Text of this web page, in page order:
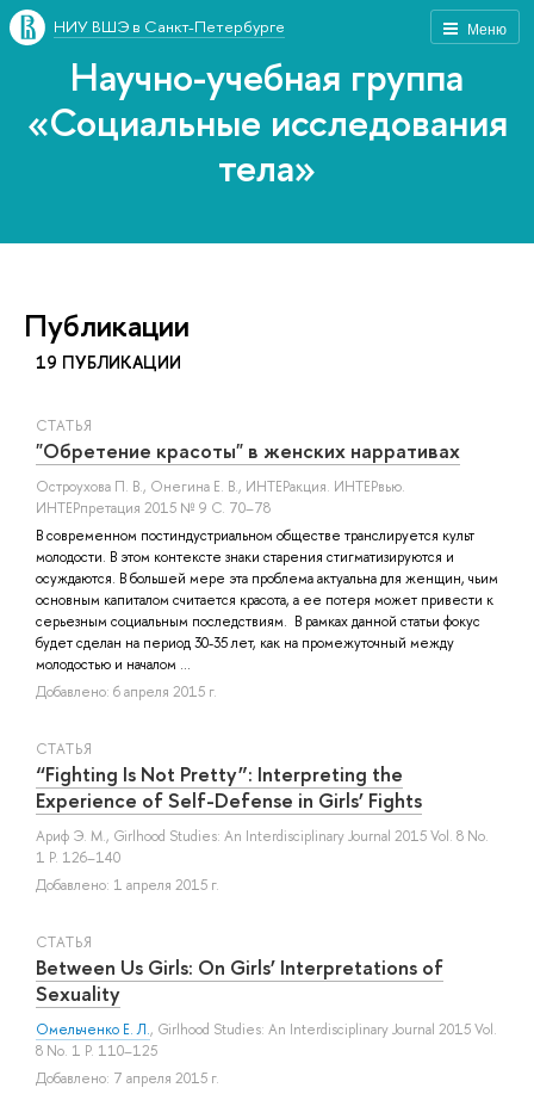
Меню
НИУ ВШЭ в Санкт-Петербурге
Научно-учебная группа
«Социальные исследования
тела»
Публикации
19 ПУБЛИКАЦИИ
СТАТЬЯ
"Обретение красоты" в женских нарративах
Остроухова П. В., Онегина Е. В., ИНТЕРакция. ИНТЕРвью.
ИНТЕРпретация 2015 № 9 С. 70–78
В современном постиндустриальном обществе транслируется культ
молодости. В этом контексте знаки старения стигматизируются и
осуждаются. В большей мере эта проблема актуальна для женщин, чьим
основным капиталом считается красота, а ее потеря может привести к
серьезным социальным последствиям. В рамках данной статьи фокус
будет сделан на период 30-35 лет, как на промежуточный между
молодостью и началом ...
Добавлено: 6 апреля 2015 г.
СТАТЬЯ
“Fighting Is Not Pretty”: Interpreting the
Experience of Self-Defense in Girls’ Fights
Ариф Э. М., Girlhood Studies: An Interdisciplinary Journal 2015 Vol. 8 No.
1 P. 126–140
Добавлено: 1 апреля 2015 г.
СТАТЬЯ
Between Us Girls: On Girls’ Interpretations of
Sexuality
Омельченко Е. Л., Girlhood Studies: An Interdisciplinary Journal 2015 Vol.
8 No. 1 P. 110–125
Добавлено: 7 апреля 2015 г.